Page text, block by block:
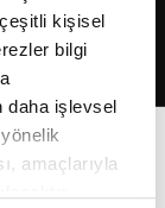
kişisel
bilgi
daha işlevsel
amaçlarıyla